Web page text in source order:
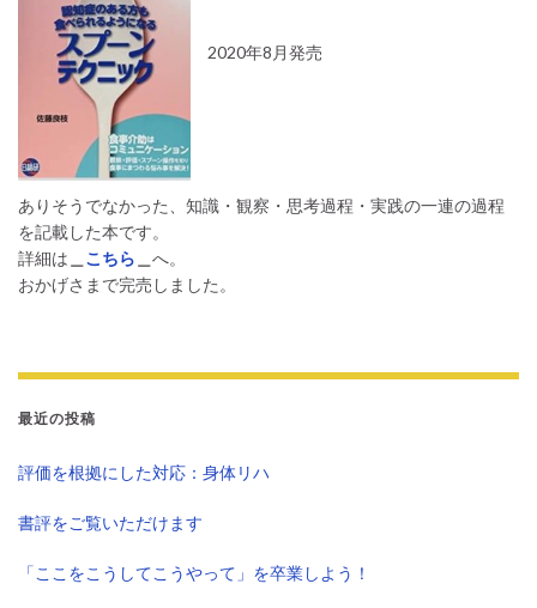
2020年8月発売
ありそうでなかった、知識・観察・思考過程・実践の一連の過程
を記載した本です。
詳細は
こちら
へ。
おかげさまで完売しました。
最近の投稿
評価を根拠にした対応：身体リハ
書評をご覧いただけます
「ここをこうしてこうやって」を卒業しよう！